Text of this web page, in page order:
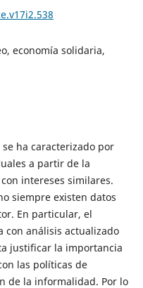
economía solidaria,
ha caracterizado por
a partir de la
intereses similares.
siempre existen datos
En particular, el
con análisis actualizado
justificar la importancia
las políticas de
de la informalidad. Por lo